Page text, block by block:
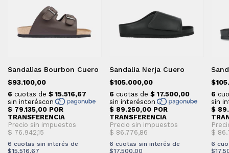
Sandalias Bourbon Cuero
$93.100,00
6 cuotas sin interés de
$15.516,67
Sandalia Nerja Cuero
$105.000,00
6 cuotas sin interés de
$17.500,00
6